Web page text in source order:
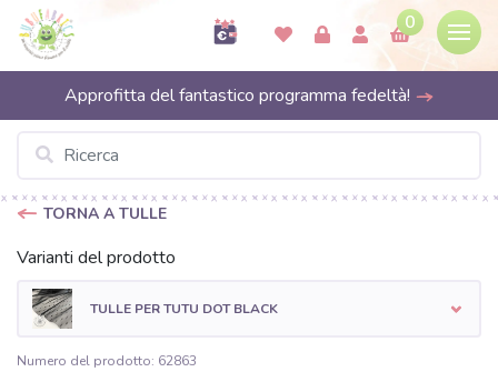
0
Approfitta del fantastico programma fedeltà!
TORNA A TULLE
Varianti del prodotto
TULLE PER TUTU DOT BLACK
Numero del prodotto: 62863